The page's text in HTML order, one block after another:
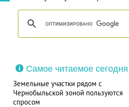
Самое читаемое сегодня
Земельные участки рядом с
Чернобыльской зоной пользуются
спросом